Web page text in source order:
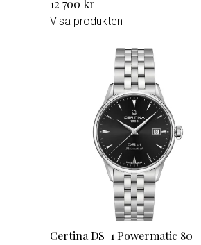
12 700 kr
Visa produkten
Certina DS-1 Powermatic 80